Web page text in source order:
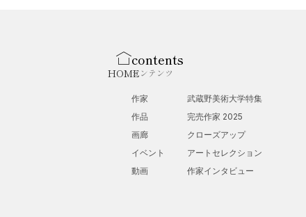
HOME
contents
コンテンツ
作家
作品
画廊
イベント
動画
武蔵野美術大学特集
完売作家 2025
クローズアップ
アートセレクション
作家インタビュー